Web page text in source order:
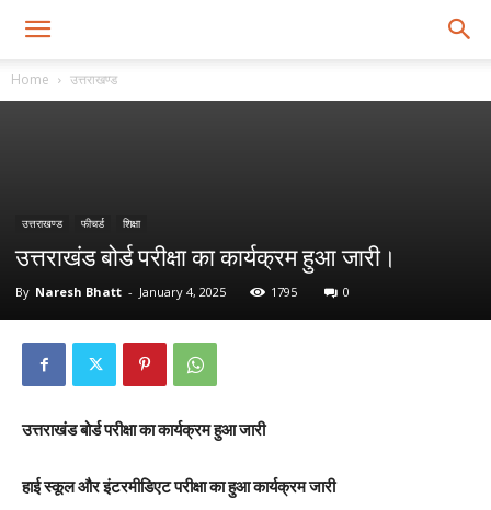
Home उत्तराखण्ड
उत्तराखण्ड फीचर्ड शिक्षा
उत्तराखंड बोर्ड परीक्षा का कार्यक्रम हुआ जारी।
By Naresh Bhatt - January 4, 2025 1795 0
उत्तराखंड बोर्ड परीक्षा का कार्यक्रम हुआ जारी
हाई स्कूल और इंटरमीडिएट परीक्षा का हुआ कार्यक्रम जारी